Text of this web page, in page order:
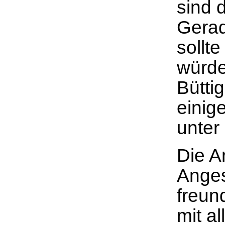
sind
Die
mit